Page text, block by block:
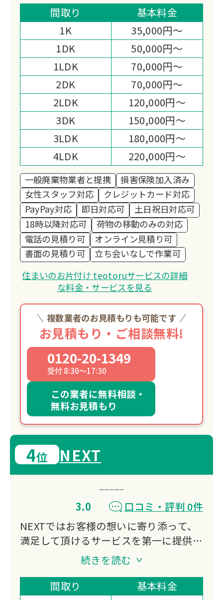
スピーディーな作業と明朗会計で安心し
てお任せいただけます。
想い出の品は丁寧に仕分け、お客様の新
しいスタートを全力サポートします。
間取り
基本料金
1K
35,000円～
1DK
50,000円～
1LDK
70,000円～
2DK
70,000円～
2LDK
120,000円～
3DK
150,000円～
3LDK
180,000円～
4LDK
220,000円～
一般廃棄物業者と提携
損害保険加入済み
女性スタッフ対応
クレジットカード対応
PayPay対応
即日対応可
土日祝日対応可
18時以降対応可
荷物の移動のみの対応
電話の見積り可
オンライン見積り可
書面の見積り可
立ち会いなしで作業可
住まいのお片付け teotoruサービスの詳細
な料金・サービスを見る
複数業者のお見積もりも可能です
お見積もり・ご相談無料!
0120-20-1349
受付 8:30～17:30
この業者に無料相談・
無料お見積もり
4位 NEXT
3.0
口コミ・評判 0件
NEXTではお客様の想いに寄り添って、
満足して頂けるサービスを第一に提供し
どんなお困りごとでもできる限り、ご対
応させて頂きます。
続きを読む
間取り
基本料金